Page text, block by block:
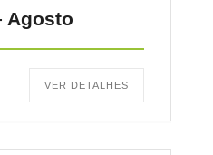
Agosto
VER DETALHES